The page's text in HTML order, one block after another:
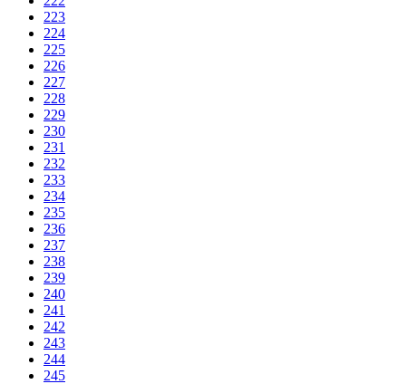
223
224
225
226
227
228
229
230
231
232
233
234
235
236
237
238
239
240
241
242
243
244
245